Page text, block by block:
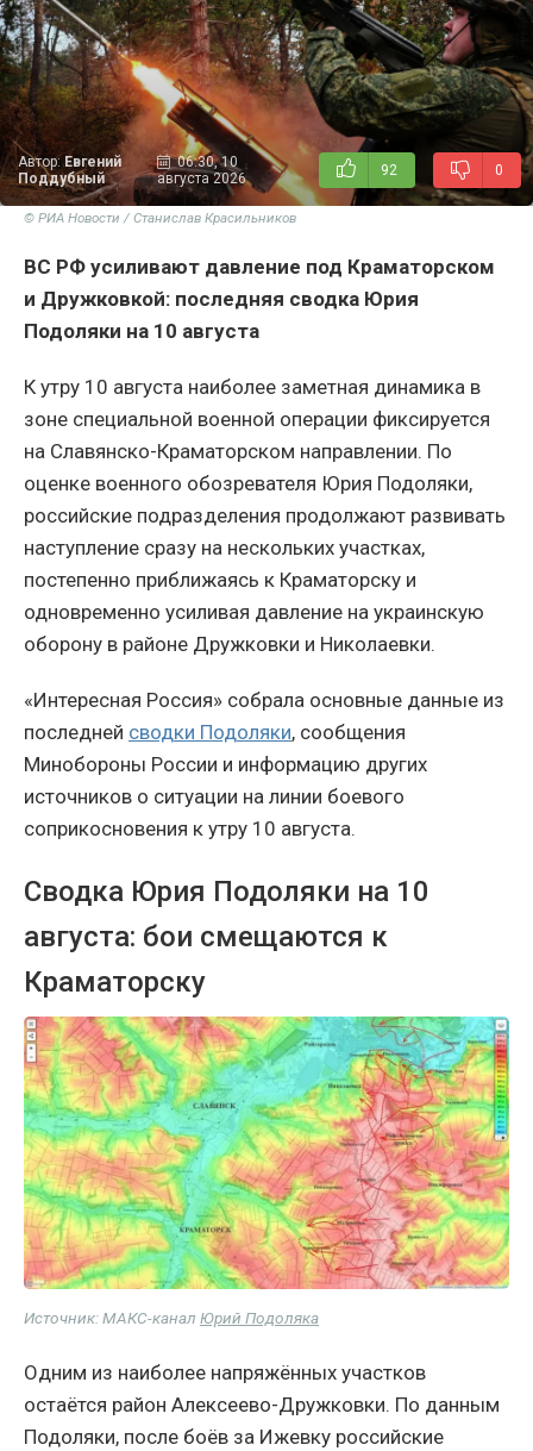
Автор:Евгений
Поддубный
06:30, 10
августа 2026
92 0
© РИА Новости / Станислав Красильников
ВС РФ усиливают давление под Краматорском
и Дружковкой: последняя сводка Юрия
Подоляки на 10 августа
К утру 10 августа наиболее заметная динамика в
зоне специальной военной операции фиксируется
на Славянско-Краматорском направлении. По
оценке военного обозревателя Юрия Подоляки,
российские подразделения продолжают развивать
наступление сразу на нескольких участках,
постепенно приближаясь к Краматорску и
одновременно усиливая давление на украинскую
оборону в районе Дружковки и Николаевки.
«Интересная Россия» собрала основные данные из
последней сводки Подоляки, сообщения
Минобороны России и информацию других
источников о ситуации на линии боевого
соприкосновения к утру 10 августа.
Сводка Юрия Подоляки на 10
августа: бои смещаются к
Краматорску
Источник: МАКС-канал Юрий Подоляка
Одним из наиболее напряжённых участков
остаётся район Алексеево-Дружковки. По данным
Подоляки, после боёв за Ижевку российские